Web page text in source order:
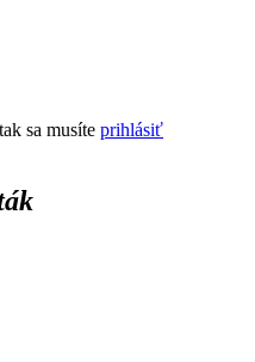
sa musíte prihlásiť